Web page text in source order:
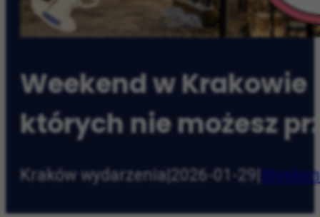
Weekend w Krakowie
których nie możesz
Kraków wydarzenia 2026-01-29